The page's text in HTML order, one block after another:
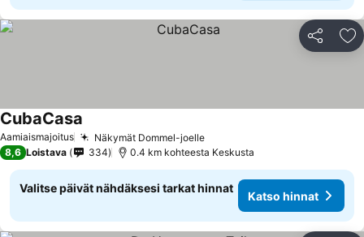
Jaa
Aamiaismajoitus Näkymät Dommel-joelleKatso hinnat
CubaCasa
8,6 Loistava 334 0.4 km kohteesta Keskusta
Valitse päivät nähdäksesi tarkat hinnat
Katso hinnat